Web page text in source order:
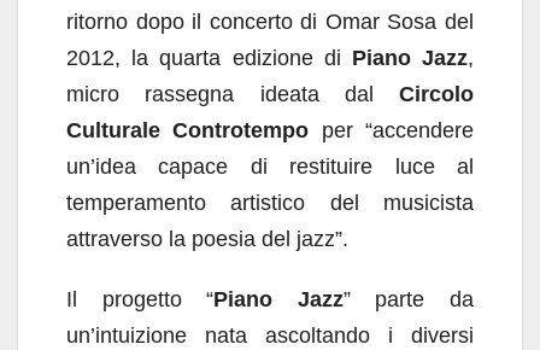
ritorno dopo il concerto di Omar Sosa del
2012, la quarta edizione di Piano Jazz,
micro rassegna ideata dal Circolo
Culturale Controtempo per “accendere
un’idea capace di restituire luce al
temperamento artistico del musicista
attraverso la poesia del jazz”.
Il progetto “Piano Jazz” parte da
un’intuizione nata ascoltando i diversi